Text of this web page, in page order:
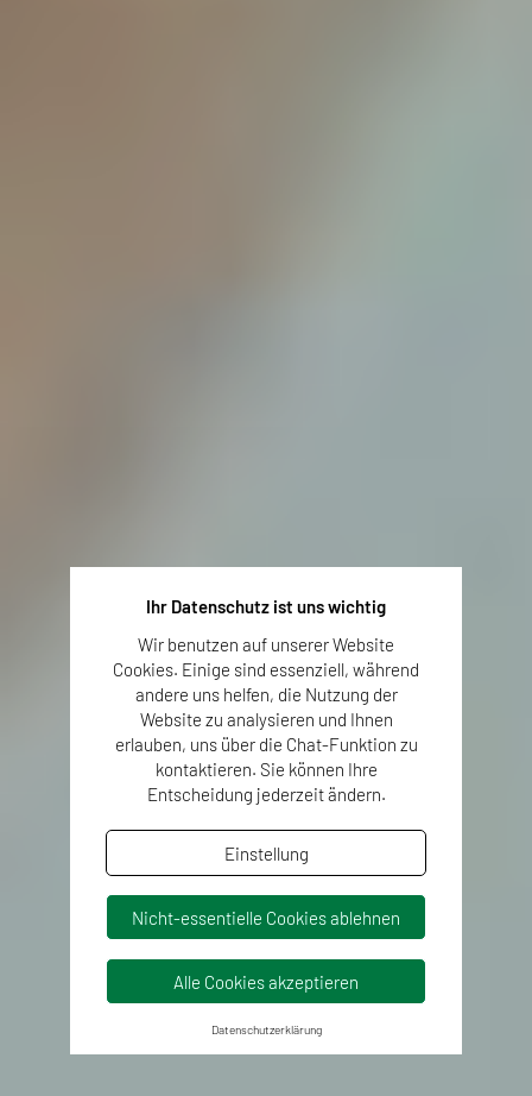
Ihr Datenschutz ist uns wichtig
Wir benutzen auf unserer Website
Cookies. Einige sind essenziell, während
andere uns helfen, die Nutzung der
Website zu analysieren und Ihnen
erlauben, uns über die Chat-Funktion zu
kontaktieren. Sie können Ihre
Entscheidung jederzeit ändern.
Einstellung
Nicht-essentielle Cookies ablehnen
Alle Cookies akzeptieren
Datenschutzerklärung